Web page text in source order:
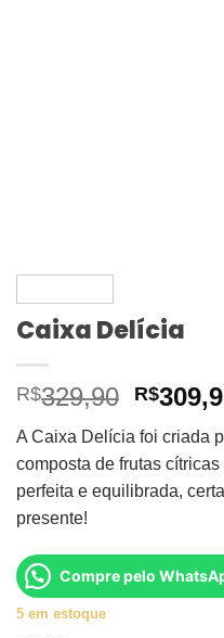
Caixa Delícia
R$329,90 O
era:
R$
A Caixa Delícia foi criada
composta de frutas
perfeita e equilibrada,
presente!
Compre pelo
5 em estoque